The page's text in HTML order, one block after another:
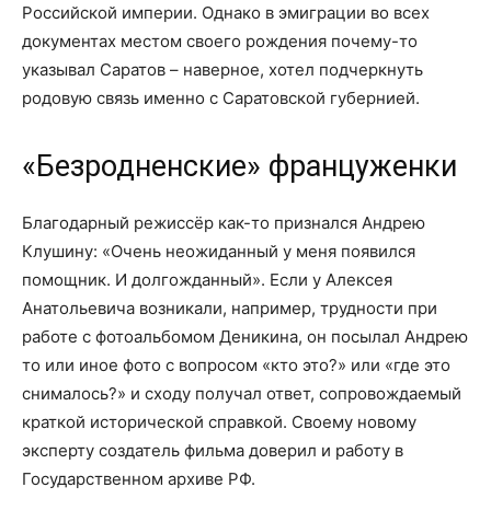
Российской империи. Однако в эмиграции во всех
документах местом своего рождения почему-то
указывал Саратов – наверное, хотел подчеркнуть
родовую связь именно с Саратовской губернией.
«Безродненские» француженки
Благодарный режиссёр как-то признался Андрею
Клушину: «Очень неожиданный у меня появился
помощник. И долгожданный». Если у Алексея
Анатольевича возникали, например, трудности при
работе с фотоальбомом Деникина, он посылал Андрею
то или иное фото с вопросом «кто это?» или «где это
снималось?» и сходу получал ответ, сопровождаемый
краткой исторической справкой. Своему новому
эксперту создатель фильма доверил и работу в
Государственном архиве РФ.